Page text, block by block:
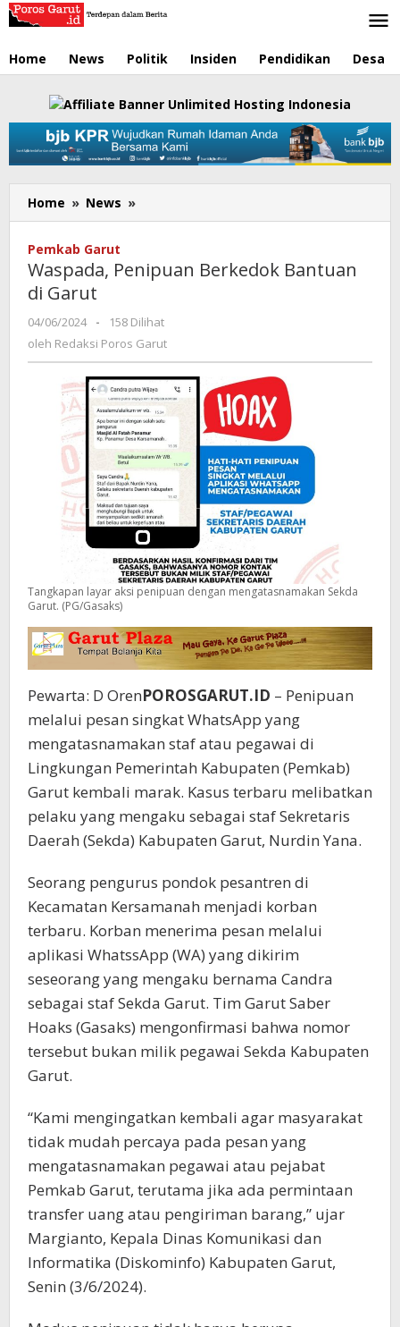
Lewati
ke
Home News Politik Insiden Pendidikan Desa
Home » News »
Penipuan
di
Pemkab Garut
Waspada, Penipuan Berkedok Bantuan
di Garut
04/06/2024
oleh
Redaksi
Garut
-
158 Dilihat
oleh Redaksi Poros Garut
Tangkapan layar aksi penipuan dengan mengatasnamakan Sekda
Garut. (PG/Gasaks)
Pewarta: D OrenPOROSGARUT.ID – Penipuan
melalui pesan singkat WhatsApp yang
mengatasnamakan staf atau pegawai di
Lingkungan Pemerintah Kabupaten (Pemkab)
Garut kembali marak. Kasus terbaru melibatkan
pelaku yang mengaku sebagai staf Sekretaris
Daerah (Sekda) Kabupaten Garut, Nurdin Yana.
Seorang pengurus pondok pesantren di
Kecamatan Kersamanah menjadi korban
terbaru. Korban menerima pesan melalui
aplikasi WhatssApp (WA) yang dikirim
seseorang yang mengaku bernama Candra
sebagai staf Sekda Garut. Tim Garut Saber
Hoaks (Gasaks) mengonfirmasi bahwa nomor
tersebut bukan milik pegawai Sekda Kabupaten
Garut.
“Kami mengingatkan kembali agar masyarakat
tidak mudah percaya pada pesan yang
mengatasnamakan pegawai atau pejabat
Pemkab Garut, terutama jika ada permintaan
transfer uang atau pengiriman barang,” ujar
Margianto, Kepala Dinas Komunikasi dan
Informatika (Diskominfo) Kabupaten Garut,
Senin (3/6/2024).